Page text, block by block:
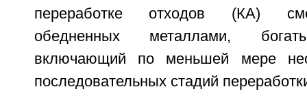
переработке отходов (КА)
обедненных металлами,
включающий по меньшей мере
последовательных стадий